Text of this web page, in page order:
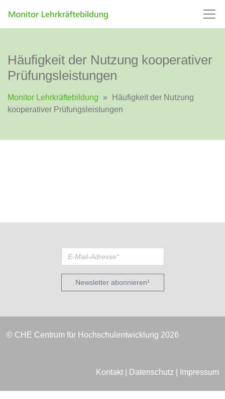
Häufigkeit der Nutzung kooperativer
Prüfungsleistungen
Monitor Lehrkräftebildung »
Häufigkeit der Nutzung
kooperativer Prüfungsleistungen
Newsletter abonnieren¹
© CHE Centrum für Hochschulentwicklung 2026
Kontakt| Datenschutz Impressum